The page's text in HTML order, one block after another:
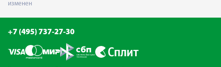
изменен
+7 (495) 737-27-30